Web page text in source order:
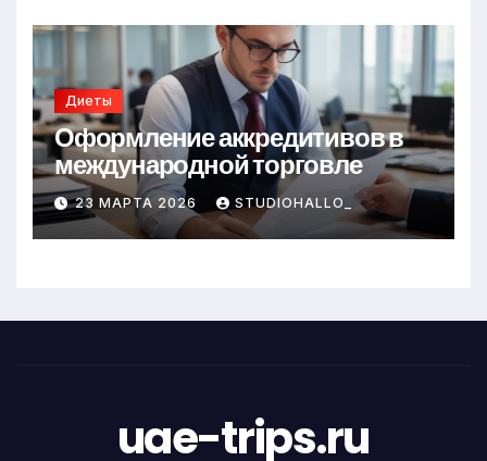
Диеты
Оформление аккредитивов в
международной торговле
23 МАРТА 2026 STUDIOHALLO_
uae-trips.ru